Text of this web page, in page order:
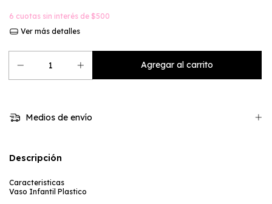
6 cuotas sin interés de $500
Ver más detalles
Medios de envío
Descripción
Caracteristicas
Vaso Infantil Plastico